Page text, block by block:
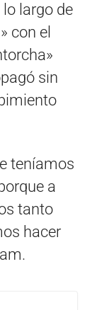
largo de
con el
sin
teníamos
a
tanto
hacer